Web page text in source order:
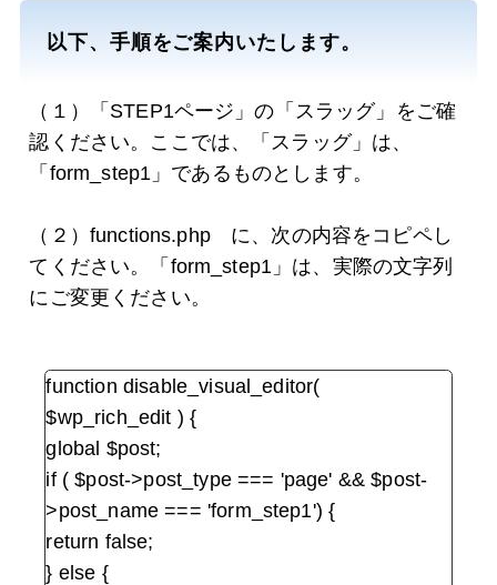
以下、手順をご案内いたします。
（１）「STEP1ページ」の「スラッグ」をご確
認ください。ここでは、「スラッグ」は、
「form_step1」であるものとします。
（２）functions.php に、次の内容をコピペし
てください。「form_step1」は、実際の文字列
にご変更ください。
function disable_visual_editor(
$wp_rich_edit ) {
global $post;
if ( $post->post_type === 'page' && $post-
>post_name === 'form_step1') {
return false;
} else {